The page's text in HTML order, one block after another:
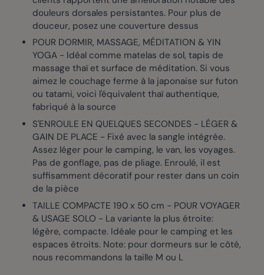
douleurs dorsales persistantes. Pour plus de
douceur, posez une couverture dessus
POUR DORMIR, MASSAGE, MÉDITATION & YIN
YOGA - Idéal comme matelas de sol, tapis de
massage thaï et surface de méditation. Si vous
aimez le couchage ferme à la japonaise sur futon
ou tatami, voici l'équivalent thaï authentique,
fabriqué à la source
S'ENROULE EN QUELQUES SECONDES - LÉGER &
GAIN DE PLACE - Fixé avec la sangle intégrée.
Assez léger pour le camping, le van, les voyages.
Pas de gonflage, pas de pliage. Enroulé, il est
suffisamment décoratif pour rester dans un coin
de la pièce
TAILLE COMPACTE 190 x 50 cm - POUR VOYAGER
& USAGE SOLO - La variante la plus étroite:
légère, compacte. Idéale pour le camping et les
espaces étroits. Note: pour dormeurs sur le côté,
nous recommandons la taille M ou L